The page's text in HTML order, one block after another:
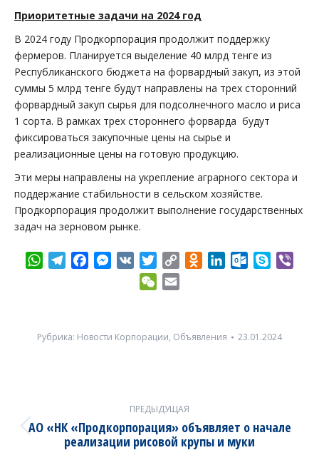
Приоритетные задачи на 2024 год
В 2024 году Продкорпорация продолжит поддержку
фермеров. Планируется выделение 40 млрд тенге из
Республиканского бюджета на форвардный закуп, из этой
суммы 5 млрд тенге будут направлены на трех сторонний
форвардный закуп сырья для подсолнечного масло и риса
1 сорта. В рамках трех стороннего форварда будут
фиксироваться закупочные цены на сырье и
реализационные цены на готовую продукцию.
Эти меры направлены на укрепление аграрного сектора и
поддержание стабильности в сельском хозяйстве.
Продкорпорация продолжит выполнение государственных
задач на зерновом рынке.
WhatsApp
TelegramFacebookMessenger
VK Twitter
Copy
Odnoklassniki
LinkedInOutlook.com
Skype
WeChat
Рубрика: Новости Корпорации, Объявления 23.01.2024
navigation
ПРЕДЫДУЩАЯ
Previous
post:
АО «НК «Продкорпорация» объявляет о начале
реализации рисовой крупы и муки